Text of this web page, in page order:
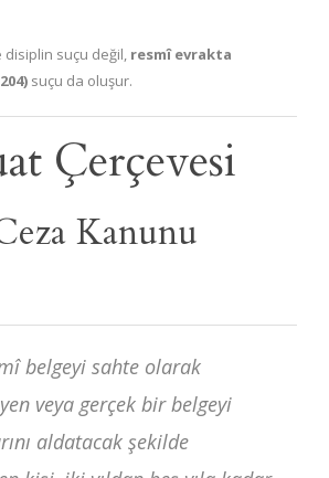
suçu değil, resmî evrakta
suçu da oluşur.
Çerçevesi
Kanunu
belgeyi sahte olarak
veya gerçek bir belgeyi
aldatacak şekilde